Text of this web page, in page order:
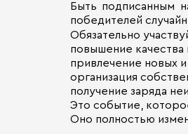
Быть подписанным
победителей
Обязательно
повышение
привлечение новых и
организация
получение заряда
Это событие,
Оно полностью